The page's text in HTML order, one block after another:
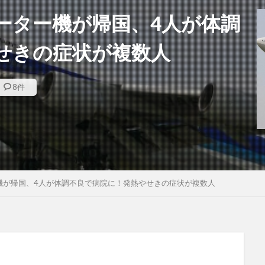
ター機が帰国、4人が体調
きの症状が複数人
8件
帰国、4人が体調不良で病院に！発熱やせきの症状が複数人